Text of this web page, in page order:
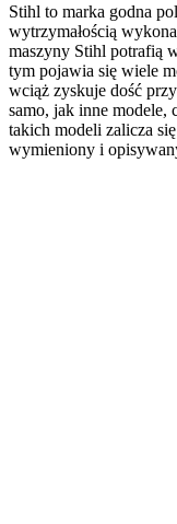
Stihl to marka godna
wytrzymałością
maszyny Stihl potrafią
tym pojawia się wiele
wciąż zyskuje dość
samo, jak inne modele,
takich modeli zalicza
wymieniony i